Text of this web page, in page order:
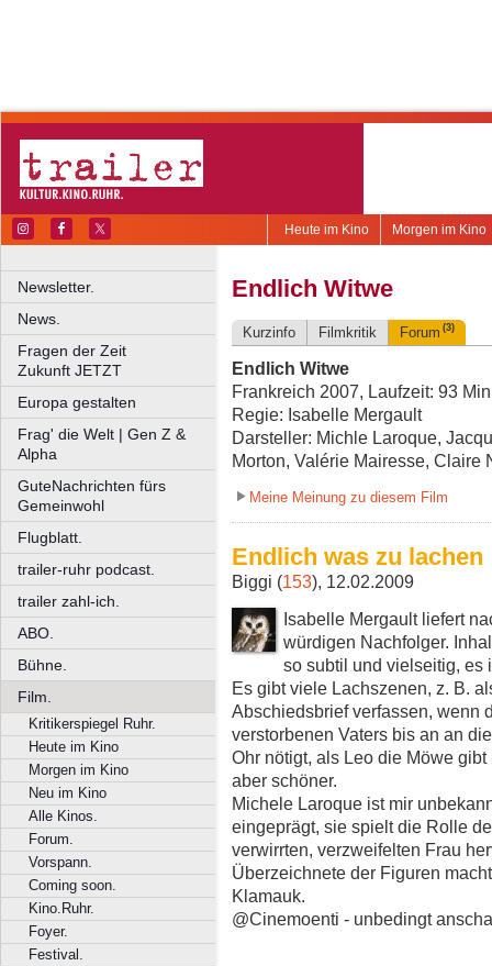
Morgen im Kino
Heute im Kino
Newsletter.
News.
Fragen der Zeit
Zukunft JETZT
Europa gestalten
Frag' die Welt | Gen Z &
Alpha
GuteNachrichten fürs
Gemeinwohl
Flugblatt.
trailer-ruhr podcast.
trailer zahl-ich.
ABO.
Bühne.
Film.
Kritikerspiegel Ruhr.
Heute im Kino
Morgen im Kino
Neu im Kino
Alle Kinos.
Forum.
Vorspann.
Coming soon.
Kino.Ruhr.
Foyer.
Festival.
Endlich Witwe
Kurzinfo Filmkritik Forum (3)
Endlich Witwe
Frankreich 2007, Laufzeit: 93
Regie: Isabelle Mergault
Darsteller: Michle Laroque,
Morton, Valérie Mairesse, Claire
Meine Meinung zu diesem Film
Endlich was zu lachen
Biggi (153), 12.02.2009
Isabelle Mergault liefert
würdigen Nachfolger.
so subtil und vielseitig, es
Es gibt viele Lachszenen, z. B.
Abschiedsbrief verfassen, wenn
verstorbenen Vaters bis an an
Ohr nötigt, als Leo die Möwe
aber schöner.
Michele Laroque ist mir
eingeprägt, sie spielt die Rolle
verwirrten, verzweifelten Frau
Überzeichnete der Figuren
Klamauk.
@Cinemoenti - unbedingt